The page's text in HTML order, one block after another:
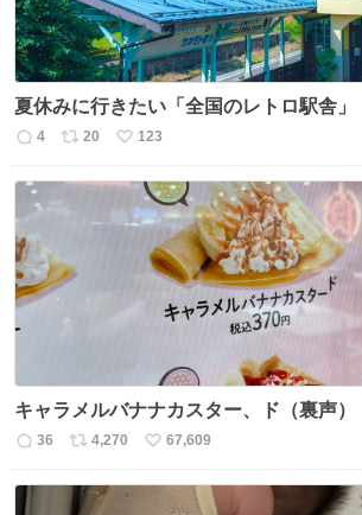
夏休みに行きたい「全国のレトロ駅舎」
返
4
リ
20
い
数
123
キャラメルバナナカスター、ド（裏声）
返
数
36
リ
ス
4,270
い
67,609